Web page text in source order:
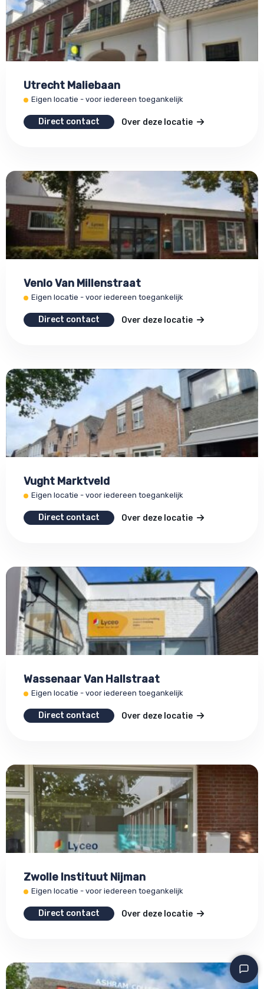
Utrecht Maliebaan
Eigen locatie - voor iedereen toegankelijk
Direct contact Over deze locatie
Venlo Van Millenstraat
Eigen locatie - voor iedereen toegankelijk
Direct contact Over deze locatie
Vught Marktveld
Eigen locatie - voor iedereen toegankelijk
Direct contact Over deze locatie
Wassenaar Van Hallstraat
Eigen locatie - voor iedereen toegankelijk
Direct contact Over deze locatie
Zwolle Instituut Nijman
Eigen locatie - voor iedereen toegankelijk
Direct contact Over deze locatie